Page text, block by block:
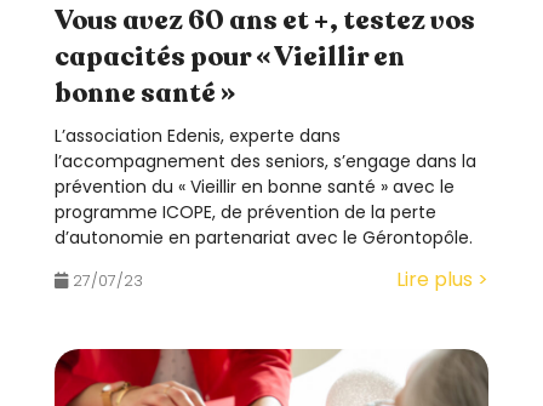
Vous avez 60 ans et +, testez vos
capacités pour « Vieillir en
bonne santé »
L’association Edenis, experte dans
l’accompagnement des seniors, s’engage dans la
prévention du « Vieillir en bonne santé » avec le
programme ICOPE, de prévention de la perte
d’autonomie en partenariat avec le Gérontopôle.
27/07/23 Lire plus >